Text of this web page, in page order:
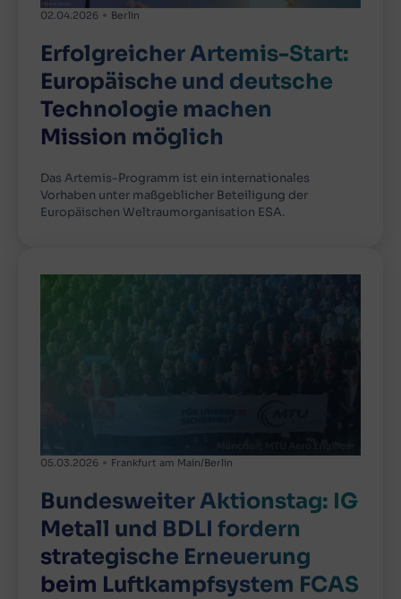
02.04.2026 Berlin
Erfolgreicher Artemis-Start:
Europäische und deutsche
Technologie machen
Mission möglich
Das Artemis-Programm ist ein internationales
Vorhaben unter maßgeblicher Beteiligung der
Europäischen Weltraumorganisation ESA.
05.03.2026 Frankfurt am Main/Berlin
Bundesweiter Aktionstag: IG
Metall und BDLI fordern
strategische Erneuerung
beim Luftkampfsystem FCAS